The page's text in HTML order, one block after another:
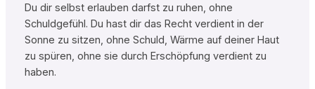
Du dir selbst erlauben darfst zu ruhen, ohne
Schuldgefühl. Du hast dir das Recht verdient in der
Sonne zu sitzen, ohne Schuld, Wärme auf deiner Haut
zu spüren, ohne sie durch Erschöpfung verdient zu
haben.